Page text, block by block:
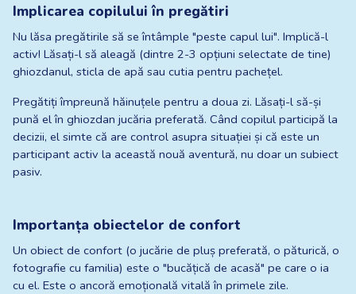
Implicarea copilului în pregătiri
Nu lăsa pregătirile să se întâmple "peste capul lui". Implică-l
activ! Lăsați-l să aleagă (dintre 2-3 opțiuni selectate de tine)
ghiozdanul, sticla de apă sau cutia pentru pachețel.
Pregătiți împreună hăinuțele pentru a doua zi. Lăsați-l să-și
pună el în ghiozdan jucăria preferată. Când copilul participă la
decizii, el simte că are control asupra situației și că este un
participant activ la această nouă aventură, nu doar un subiect
pasiv.
Importanța obiectelor de confort
Un obiect de confort (o jucărie de pluș preferată, o păturică, o
fotografie cu familia) este o "bucățică de acasă" pe care o ia
cu el. Este o ancoră emoțională vitală în primele zile.